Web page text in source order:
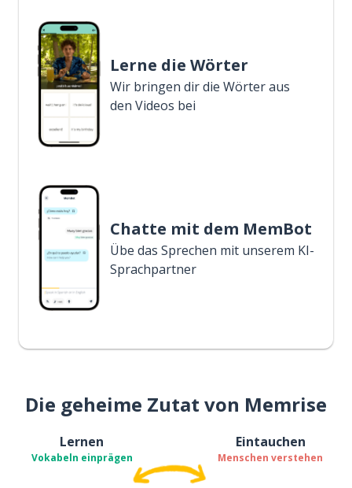
Lerne die Wörter
Wir bringen dir die Wörter aus
den Videos bei
Chatte mit dem MemBot
Übe das Sprechen mit unserem KI-
Sprachpartner
Die geheime Zutat von Memrise
Lernen
Vokabeln einprägen
Eintauchen
Menschen verstehen